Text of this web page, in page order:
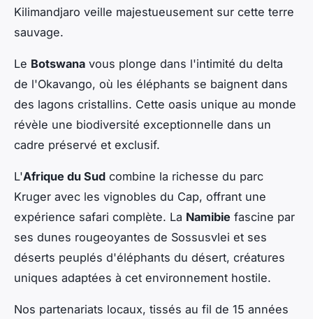
Kilimandjaro veille majestueusement sur cette terre
sauvage.
Le Botswana vous plonge dans l'intimité du delta
de l'Okavango, où les éléphants se baignent dans
des lagons cristallins. Cette oasis unique au monde
révèle une biodiversité exceptionnelle dans un
cadre préservé et exclusif.
L'Afrique du Sud combine la richesse du parc
Kruger avec les vignobles du Cap, offrant une
expérience safari complète. La Namibie fascine par
ses dunes rougeoyantes de Sossusvlei et ses
déserts peuplés d'éléphants du désert, créatures
uniques adaptées à cet environnement hostile.
Nos partenariats locaux, tissés au fil de 15 années